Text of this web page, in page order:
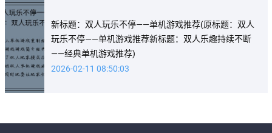
新标题：双人玩乐不停——单机游戏推荐(原标题：双人
玩乐不停——单机游戏推荐新标题：双人乐趣持续不断
——经典单机游戏推荐)
2026-02-11 08:50:03